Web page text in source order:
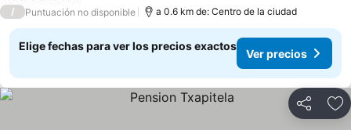
/ Puntuación no disponible a 0.6 km de: Centro de la ciudad
Elige fechas para ver los precios exactos
Ver precios
Compartir